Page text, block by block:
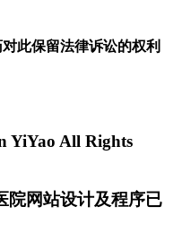
此保留法律诉讼的权利
YiYao All Rights
院网站设计及程序已